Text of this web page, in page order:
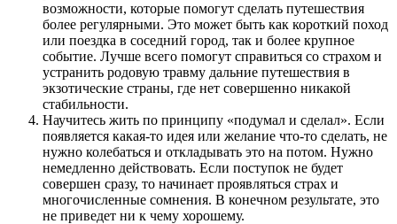
возможности, которые помогут сделать путешествия
более регулярными. Это может быть как короткий поход
или поездка в соседний город, так и более крупное
событие. Лучше всего помогут справиться со страхом и
устранить родовую травму дальние путешествия в
экзотические страны, где нет совершенно никакой
стабильности.
Научитесь жить по принципу «подумал и сделал». Если
появляется какая-то идея или желание что-то сделать, не
нужно колебаться и откладывать это на потом. Нужно
немедленно действовать. Если поступок не будет
совершен сразу, то начинает проявляться страх и
многочисленные сомнения. В конечном результате, это
не приведет ни к чему хорошему.